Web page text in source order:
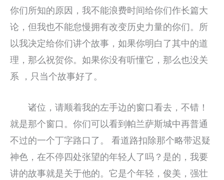
你们所知的原因，我不能浪费时间给你们作长篇大
论，但我也不能怠慢拥有改变历史力量的你们。所
以我决定给你们讲个故事，如果你明白了其中的道
理，那么祝贺你。如果你没有听懂它，那么也没关
系 ，只当个故事好了。
诸位，请顺着我的左手边的窗口看去，不错！
就是那个窗口。你们可以看到帕兰萨斯城中再普通
不过的一个丁字路口了。 看道路扣除那个略带迟疑
神色，在不停四处张望的年轻人了吗？是的，我要
讲的故事就是关于他的。它是个年轻，俊美，强壮